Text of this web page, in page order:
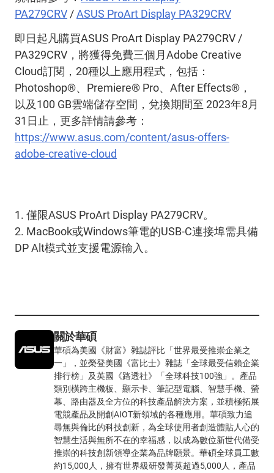
PA279CRV /ASUS ProArt Display PA329CRV
即日起凡購買ASUS ProArt Display PA279CRV /
PA329CRV，將獲得免費三個月Adobe Creative
Cloud訂閱，20種以上應用程式，包括：
Photoshop®、Premiere® Pro、After Effects®，
以及100 GB雲端儲存空間，兌換期間至 2023年8月
31日止，更多詳情請參考：
https://www.asus.com/content/asus-offers-
adobe-creative-cloud
1. 僅限ASUS ProArt Display PA279CRV。
2. MacBook或Windows筆電的USB-C連接埠需具備
DP Alt模式並支援電源輸入。
關於華碩
華碩為美國《財富》雜誌評比「世界最受推崇企業之
一」，並榮登美國《富比士》雜誌「全球最受信賴企業
排行榜」及英國《路透社》「全球科技100強」。產品
類別橫跨主機板、顯示卡、筆記型電腦、智慧手機、螢
幕、路由器及全方位的科技產品解決方案，並積極拓展
電競產品及開創AIOT新領域的各種應用。華碩致力追
尋無與倫比的科技創新，為全球使用者創造體貼人心的
智慧生活與無所不在的幸福感，以成為數位新世代備受
推崇的科技創新領導企業為品牌願景。華碩全球員工數
約15,000人，擁有世界級研發菁英超過5,000人，產品